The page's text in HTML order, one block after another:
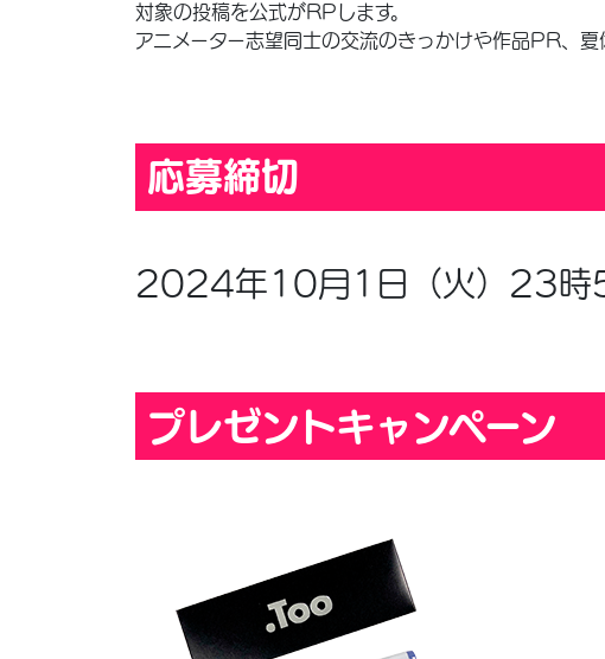
対象の投稿を公式がRPします。
アニメーター志望同士の交流のきっかけや作品PR、
応募締切
2024年10月1日（火）23時
プレゼントキャンペーン